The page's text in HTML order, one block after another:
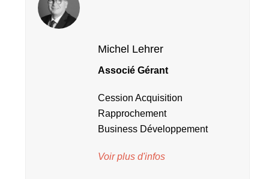
Michel Lehrer
Associé Gérant
Cession Acquisition
Rapprochement
Business Développement
Voir plus d'infos